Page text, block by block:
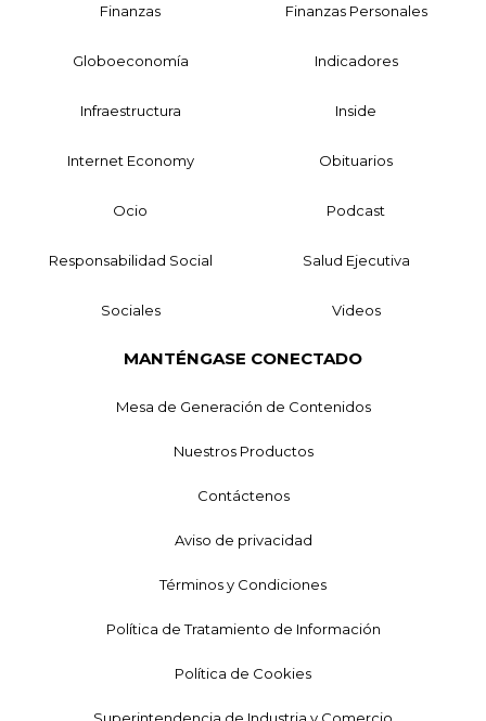
Finanzas Finanzas Personales
Globoeconomía Indicadores
Infraestructura Inside
Internet Economy Obituarios
Ocio Podcast
Responsabilidad Social Salud Ejecutiva
Sociales Videos
MANTÉNGASE CONECTADO
Mesa de Generación de Contenidos
Nuestros Productos
Contáctenos
Aviso de privacidad
Términos y Condiciones
Política de Tratamiento de Información
Política de Cookies
Superintendencia de Industria y Comercio